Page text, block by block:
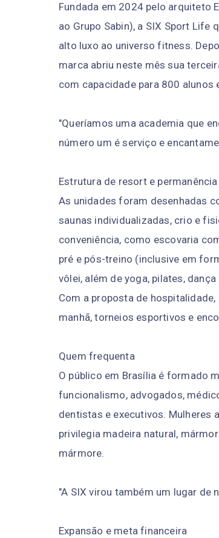
Fundada em 2024 pelo arquiteto
ao Grupo Sabin), a SIX Sport Life
alto luxo ao universo fitness.
marca abriu neste mês sua
com capacidade para 800 alunos
"Queríamos uma academia que
número um é serviço e
Estrutura de resort e
As unidades foram desenhadas
saunas individualizadas, crio e
conveniência, como escovaria
pré e pós-treino (inclusive em
vôlei, além de yoga, pilates,
Com a proposta de
manhã, torneios esportivos e
Quem frequenta
O público em Brasília é formado
funcionalismo, advogados,
dentistas e executivos. Mulheres
privilegia madeira natural,
mármore.
"A SIX virou também um lugar de
Expansão e meta financeira